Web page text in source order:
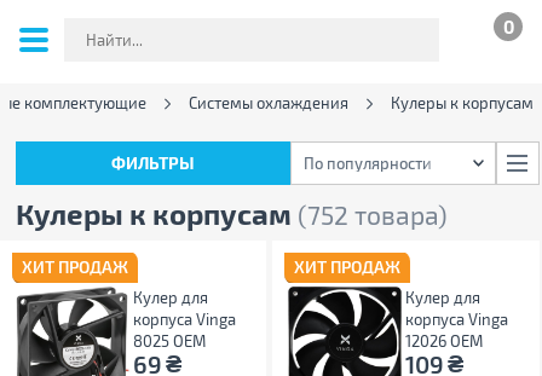
0
комплектующие Системы охлаждения Кулеры к корпусам
Кулеры к корпусам (752 товара)
ФИЛЬТРЫ По популярности
ХИТ ПРОДАЖ
Кулер для
корпуса Vinga
8025 ОЕМ
69₴
ХИТ ПРОДАЖ
Кулер для
корпуса Vinga
12026 ОЕМ
109₴
ФИЛЬТРЫ По популярности